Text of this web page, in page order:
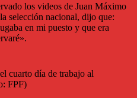
los videos de Juan Máximo
selección nacional, dijo que:
en mi puesto y que era
cuarto día de trabajo al
FPF)